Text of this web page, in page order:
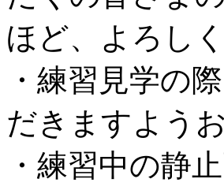
ほど、よろし
・練習見学の
だきますよう
・練習中の静